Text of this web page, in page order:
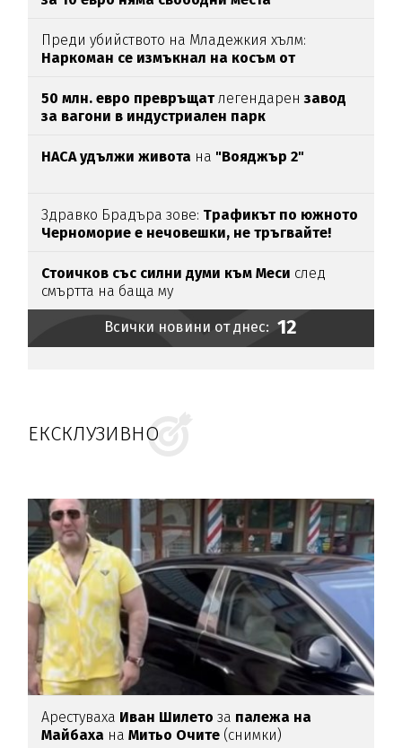
Преди убийството на Младежкия хълм:
Наркоман се измъкнал на косъм от
50 млн. евро превръщатлегендарензавод
за вагони в индустриален парк
НАСА удължи живота на "Вояджър 2"
Здравко Брадъра зове: Трафикът по южното
Черноморие е нечовешки, не тръгвайте!
Стоичков със силни думи към Меси след
смъртта на баща му
Всички новини от днес: 12
ЕКСКЛУЗИВНО
Арестуваха Иван Шилетоза палежа на
Майбаха наМитьо Очите (снимки)